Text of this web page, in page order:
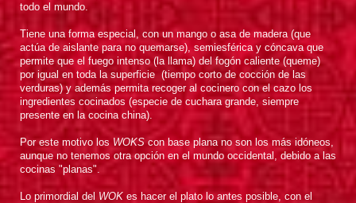
todo el mundo.
Tiene una forma especial, con un mango o asa de madera (que
actúa de aislante para no quemarse), semiesférica y cóncava que
permite que el fuego intenso (la llama) del fogón caliente (queme)
por igual en toda la superficie (tiempo corto de cocción de las
verduras) y además permita recoger al cocinero con el cazo los
ingredientes cocinados (especie de cuchara grande, siempre
presente en la cocina china).
Por este motivo los WOKS con base plana no son los más idóneos,
aunque no tenemos otra opción en el mundo occidental, debido a las
cocinas "planas".
Lo primordial del WOK es hacer el plato lo antes posible, con el